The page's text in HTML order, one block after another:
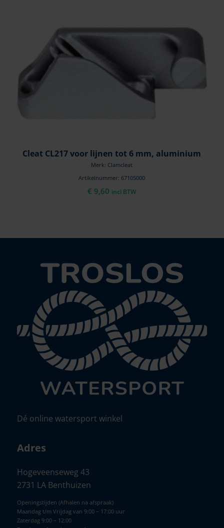
Cleat CL217 voor lijnen tot 6 mm, aluminium
Merk: Clamcleat
Artikelnummer: 67105000
€ 9,60 incl BTW
Dé online watersport winkel
Adres
Hogeveenseweg 43
2731 LA Benthuizen
Openingstijden (Afhalen na afspraak)
Maandag t/m Vrijdag van 9:00 – 17:00 uur
Zaterdag 9:00 – 12:00